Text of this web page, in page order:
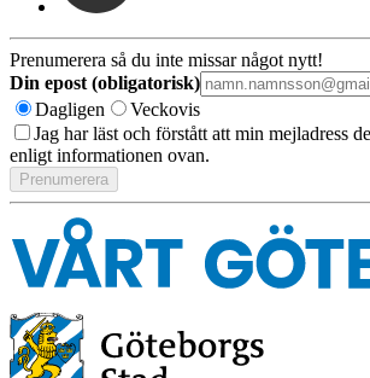
Prenumerera så du inte missar något nytt!
Din epost (obligatorisk)
Dagligen
Veckovis
Jag har läst och förstått att min mejladress
enligt informationen ovan.